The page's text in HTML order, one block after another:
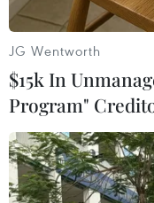
Học sinh lớp 9
trường từ ngày
JG Wentworth
$15k In
Program"